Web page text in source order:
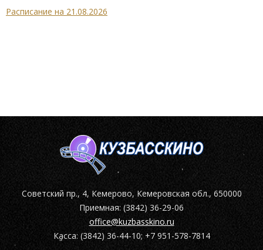
Расписание на 21.08.2026
Советский пр., 4, Кемерово, Кемеровская обл., 650000
Приемная: (3842) 36-29-06
office@kuzbasskino.ru
Касса: (3842) 36-44-10; +7 951-578-7814